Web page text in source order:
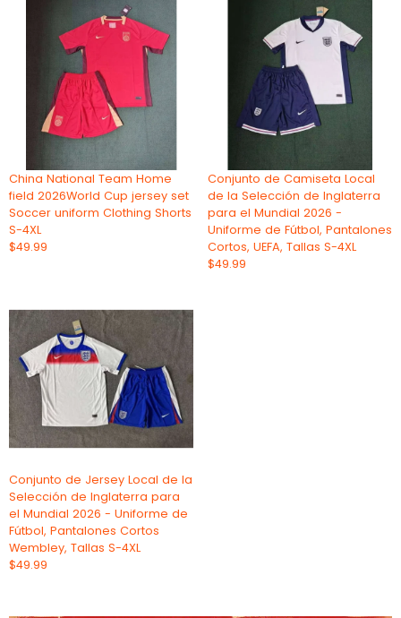
China National Team Home
field 2026World Cup jersey set
Soccer uniform Clothing Shorts
S-4XL
$49.99
Conjunto de Camiseta Local
de la Selección de Inglaterra
para el Mundial 2026 -
Uniforme de Fútbol, Pantalones
Cortos, UEFA, Tallas S-4XL
$49.99
Conjunto de Jersey Local de la
Selección de Inglaterra para
el Mundial 2026 - Uniforme de
Fútbol, Pantalones Cortos
Wembley, Tallas S-4XL
$49.99